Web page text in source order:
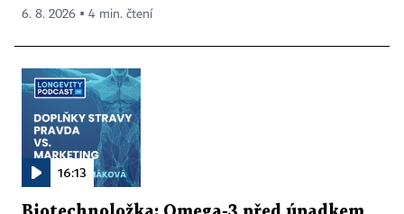
6. 8. 2026 ▪ 4 min. čtení
16:13